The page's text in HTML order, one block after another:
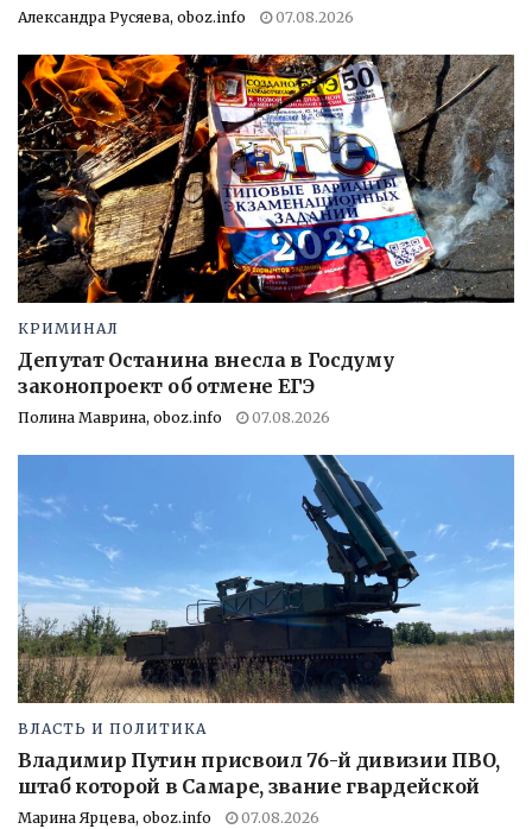
Александра Русяева, oboz.info 07.08.2026
КРИМИНАЛ
Депутат Останина внесла в Госдуму
законопроект об отмене ЕГЭ
Полина Маврина, oboz.info 07.08.2026
ВЛАСТЬ И ПОЛИТИКА
Владимир Путин присвоил 76-й дивизии ПВО,
штаб которой в Самаре, звание гвардейской
Марина Ярцева, oboz.info 07.08.2026